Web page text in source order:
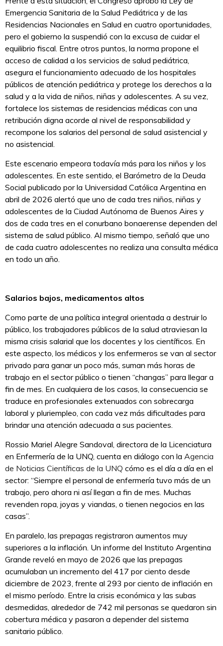
Emergencia Sanitaria de la Salud Pediátrica y de las
Residencias Nacionales en Salud en cuatro oportunidades,
pero el gobierno la suspendió con la excusa de cuidar el
equilibrio fiscal. Entre otros puntos, la norma propone el
acceso de calidad a los servicios de salud pediátrica,
asegura el funcionamiento adecuado de los hospitales
públicos de atención pediátrica y protege los derechos a la
salud y a la vida de niños, niñas y adolescentes. A su vez,
fortalece los sistemas de residencias médicas con una
retribución digna acorde al nivel de responsabilidad y
recompone los salarios del personal de salud asistencial y
no asistencial.
Este escenario empeora todavía más para los niños y los
adolescentes. En este sentido, el Barómetro de la Deuda
Social publicado por la Universidad Católica Argentina en
abril de 2026 alertó que uno de cada tres niños, niñas y
adolescentes de la Ciudad Autónoma de Buenos Aires y
dos de cada tres en el conurbano bonaerense dependen del
sistema de salud público. Al mismo tiempo, señaló que uno
de cada cuatro adolescentes no realiza una consulta médica
en todo un año.
Salarios bajos, medicamentos altos
Como parte de una política integral orientada a destruir lo
público, los trabajadores públicos de la salud atraviesan la
misma crisis salarial que los docentes y los científicos. En
este aspecto, los médicos y los enfermeros se van al sector
privado para ganar un poco más, suman más horas de
trabajo en el sector público o tienen “changas” para llegar a
fin de mes. En cualquiera de los casos, la consecuencia se
traduce en profesionales extenuados con sobrecarga
laboral y pluriempleo, con cada vez más dificultades para
brindar una atención adecuada a sus pacientes.
Rossio Mariel Alegre Sandoval, directora de la Licenciatura
en Enfermería de la UNQ, cuenta en diálogo con la Agencia
de Noticias Científicas de la UNQ cómo es el día a día en el
sector: “Siempre el personal de enfermería tuvo más de un
trabajo, pero ahora ni así llegan a fin de mes. Muchas
revenden ropa, joyas y viandas, o tienen negocios en las
casas”.
En paralelo, las prepagas registraron aumentos muy
superiores a la inflación. Un informe del Instituto Argentina
Grande reveló en mayo de 2026 que las prepagas
acumulaban un incremento del 417 por ciento desde
diciembre de 2023, frente al 293 por ciento de inflación en
el mismo período. Entre la crisis económica y las subas
desmedidas, alrededor de 742 mil personas se quedaron sin
cobertura médica y pasaron a depender del sistema
sanitario público.